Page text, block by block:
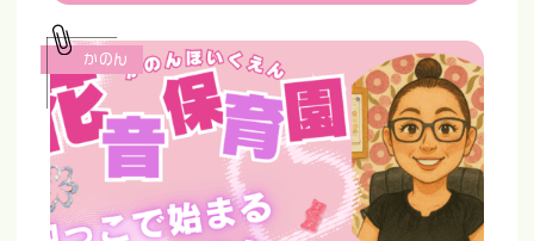
かのん